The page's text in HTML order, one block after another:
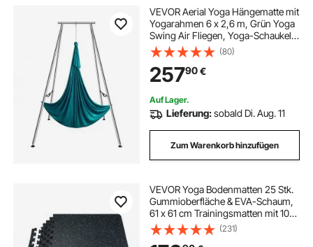
VEVOR Aerial Yoga Hängematte mit
Yogarahmen 6 x 2,6 m, Grün Yoga
Swing Air Fliegen, Yoga-Schaukel
Hammock Swing 250 kg Max.
Tragfähigkeit, inkl. Yoga-Socken &
Fußpolster, Anti-Gravity-Übungen
(80)
25790€
Auf Lager.
Lieferung:sobald Di. Aug. 11
Zum Warenkorb hinzufügen
VEVOR Yoga Bodenmatten 25 Stk.
Gummioberfläche & EVA-Schaum,
61 x 61 cm Trainingsmatten mit 100
Quadratfuß Abdeckung,
ineinandergreifende
(231)